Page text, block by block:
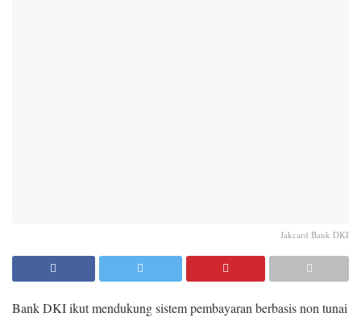
Jakcard Bank DKI
Bank DKI ikut mendukung sistem pembayaran berbasis non tunai